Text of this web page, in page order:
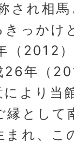
され相
きっかけ
（2012
26年（
より当
縁として
まれ、こ